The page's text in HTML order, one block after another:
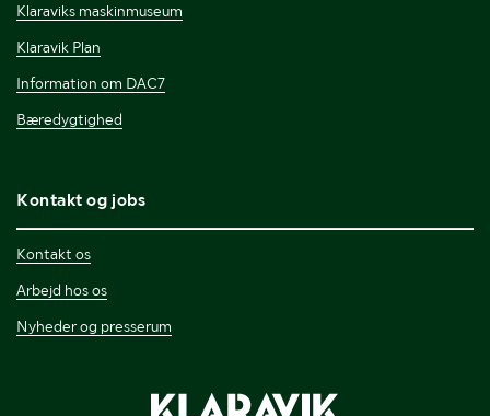
Klaraviks maskinmuseum
Klaravik Plan
Information om DAC7
Bæredygtighed
Kontakt og jobs
Kontakt os
Arbejd hos os
Nyheder og presserum